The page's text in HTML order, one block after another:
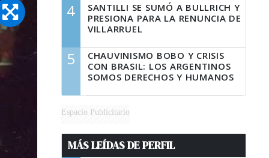
4
SANTILLI SE SUMÓ A BULLRICH Y
PRESIONA PARA LA RENUNCIA DE
VILLARRUEL
5
CHAUVINISMO BOBO Y CRISIS
CON BRASIL: LOS ARGENTINOS
SOMOS DERECHOS Y HUMANOS
Espacio Publicitario
MÁS LEÍDAS DE PERFIL